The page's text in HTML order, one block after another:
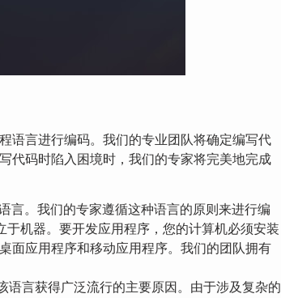
语言进行编码。我们的专业团队将确定编写代
代码时陷入困境时，我们的专家将完美地完成
言。我们的专家遵循这种语言的原则来进行编
机器。要开发应用程序，您的计算机必须安装
面应用程序和移动应用程序。我们的团队拥有
言获得广泛流行的主要原因。由于涉及复杂的